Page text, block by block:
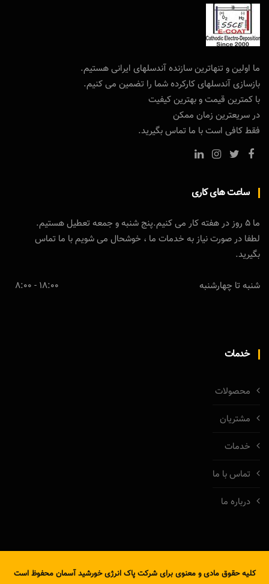
ما اولین و تنهاترین سازنده آندسلهای ایرانی هستیم.
بازسازی آندسلهای کارکرده شما را تضمین می کنیم.
با کمترین قیمت و بهترین کیفیت
در سریعترین زمان ممکن
فقط کافی است با ما تماس بگیرید.
ساعت های کاری
ما 5 روز در هفته کار می کنیم.پنج شنبه و جمعه تعطیل هستیم.
لطفا در صورت نیاز به خدمات ما ، خوشحال می شویم با ما تماس
بگیرید.
شنبه تا چهارشنبه 18:00 - 8:00
خدمات
محصولات
مشتریان
خدمات
تماس با ما
درباره ما
کلیه حقوق مادی و معنوی برای شرکت پاک انرژی خورشید آسمان محفوظ است